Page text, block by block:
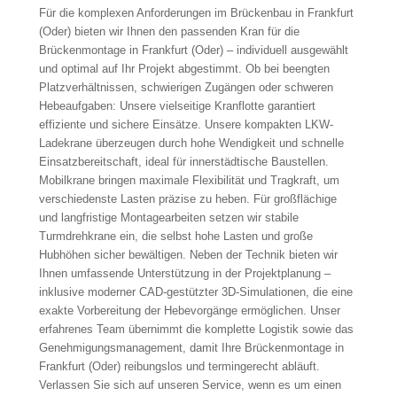
Für die komplexen Anforderungen im Brückenbau in Frankfurt
(Oder) bieten wir Ihnen den passenden Kran für die
Brückenmontage in Frankfurt (Oder) – individuell ausgewählt
und optimal auf Ihr Projekt abgestimmt. Ob bei beengten
Platzverhältnissen, schwierigen Zugängen oder schweren
Hebeaufgaben: Unsere vielseitige Kranflotte garantiert
effiziente und sichere Einsätze. Unsere kompakten LKW-
Ladekrane überzeugen durch hohe Wendigkeit und schnelle
Einsatzbereitschaft, ideal für innerstädtische Baustellen.
Mobilkrane bringen maximale Flexibilität und Tragkraft, um
verschiedenste Lasten präzise zu heben. Für großflächige
und langfristige Montagearbeiten setzen wir stabile
Turmdrehkrane ein, die selbst hohe Lasten und große
Hubhöhen sicher bewältigen. Neben der Technik bieten wir
Ihnen umfassende Unterstützung in der Projektplanung –
inklusive moderner CAD-gestützter 3D-Simulationen, die eine
exakte Vorbereitung der Hebevorgänge ermöglichen. Unser
erfahrenes Team übernimmt die komplette Logistik sowie das
Genehmigungsmanagement, damit Ihre Brückenmontage in
Frankfurt (Oder) reibungslos und termingerecht abläuft.
Verlassen Sie sich auf unseren Service, wenn es um einen